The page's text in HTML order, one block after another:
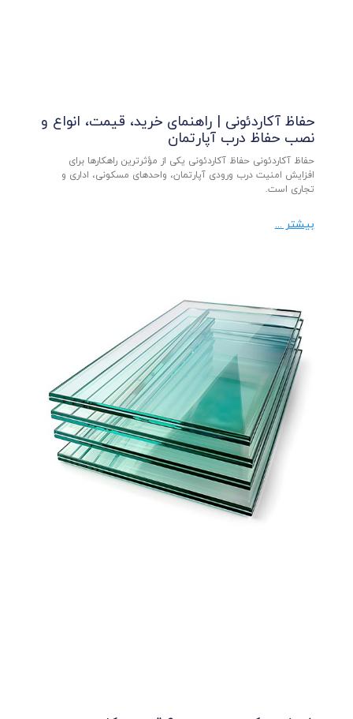
حفاظ آکاردئونی | راهنمای خرید، قیمت، انواع و
نصب حفاظ درب آپارتمان
حفاظ آکاردئونی حفاظ آکاردئونی یکی از مؤثرترین راهکارها برای
افزایش امنیت درب ورودی آپارتمان، واحدهای مسکونی، اداری و
تجاری است.
بیشتر ...